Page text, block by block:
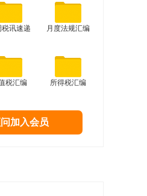
税讯速递 月度法规汇编
税汇编 所得税汇编
加入会员